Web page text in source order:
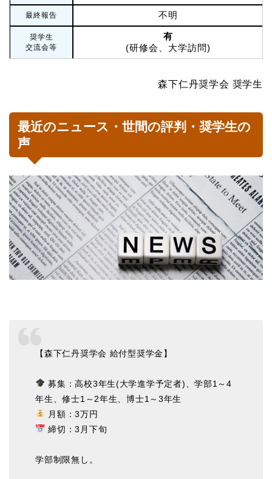
最終報告 不明
奨学生
交流会等
有
(研修会、大学訪問)
森下仁丹奨学会 奨学生
最近のニュース・世間の評判・奨学生の
声
【森下仁丹奨学会 給付型奨学金】
募集：高校3年生(大学進学予定者)、学部1～4
年生、修士1～2年生、博士1～3年生
月額：3万円
締切：3月下旬
学部制限無し。